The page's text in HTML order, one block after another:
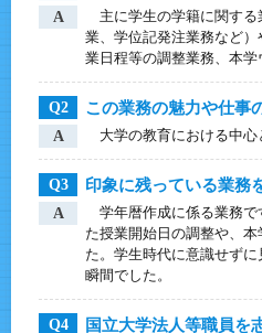
A
主に学生の学籍に関する
業、学位記発注業務など
業日程等の調整業務、本学
Q2 この業務の魅力や仕事
A 大学の教育における中心
Q3 印象に残っている業務
A
学年暦作成に係る業務で
た授業開始日の調整や、
た。学生時代に意識せず
瞬間でした。
Q4 国立大学法人等職員を